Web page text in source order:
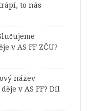
to nás
v AS FF ZČU?
název
děje v AS FF? Díl